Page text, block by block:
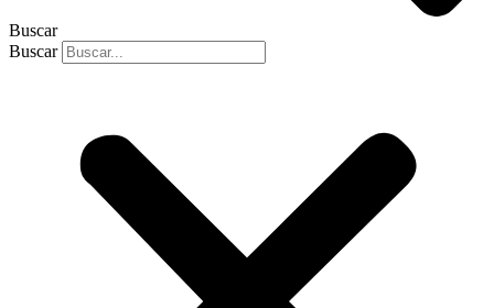
Buscar
Buscar